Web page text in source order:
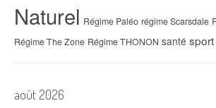
Naturel Régime Paléo régime Scarsdale
Régime The Zone Régime THONON santé sport
août 2026